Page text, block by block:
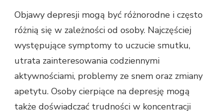
Objawy depresji mogą być różnorodne i często
różnią się w zależności od osoby. Najczęściej
występujące symptomy to uczucie smutku,
utrata zainteresowania codziennymi
aktywnościami, problemy ze snem oraz zmiany
apetytu. Osoby cierpiące na depresję mogą
także doświadczać trudności w koncentracji